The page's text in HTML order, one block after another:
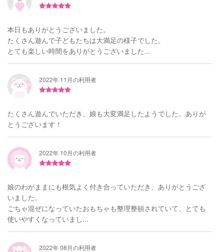
本日もありがとうございました。
たくさん遊んで子どもたちは大満足の様子でした。
とても楽しい時間をありがとうございました...
2022年 11月の利用者
たくさん遊んでいただき、娘も大変満足したようでした。ありが
とうございます！
2022年 10月の利用者
娘のわがままにも根気よく付き合っていただき、ありがとうござ
いました。
ごちゃ混ぜになっていたおもちゃも整理整頓されていて、とても
使いやすくなっていまし...
2022年 08月の利用者